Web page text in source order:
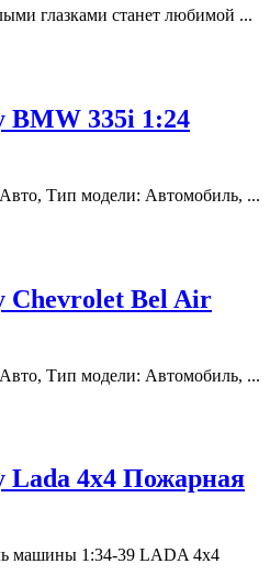
глазками станет любимой ...
BMW 335i 1:24
Тип модели: Автомобиль, ...
Chevrolet Bel Air
Тип модели: Автомобиль, ...
Lada 4x4 Пожарная
машины 1:34-39 LADA 4x4